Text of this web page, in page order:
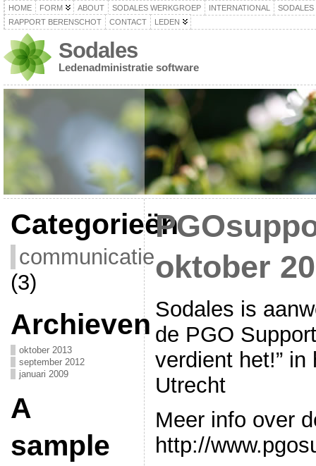
HOME FORM ABOUT SODALES WERKGROEP INTERNATIONAL
SODALES
RAPPORT BERENSCHOT
CONTACT LEDEN
Sodales
Ledenadministratie software
Categorieën
communicatie
(3)
Archieven
oktober 2013
september 2012
januari 2009
A
sample
oktober
Sodales is
de PGO
verdient het!”
Utrecht
Meer info over
http://